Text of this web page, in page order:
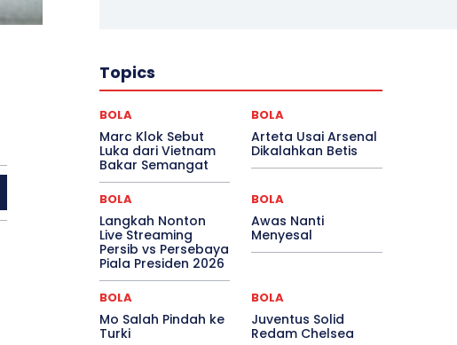
Topics
BOLA
Marc Klok Sebut
Luka dari Vietnam
Bakar Semangat
BOLA
Arteta Usai Arsenal
Dikalahkan Betis
BOLA
Langkah Nonton
Live Streaming
Persib vs Persebaya
Piala Presiden 2026
BOLA
Awas Nanti
Menyesal
BOLA
Mo Salah Pindah ke
Turki
BOLA
Juventus Solid
Redam Chelsea